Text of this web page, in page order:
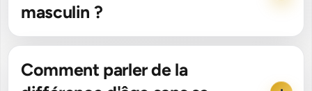
masculin ?
Comment parler de la